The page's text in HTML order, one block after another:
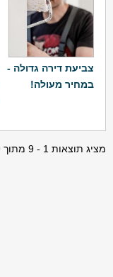
צביעת דירה גדולה -
במחיר מעולה!
מציג תוצאות 1 - 9 מתוך 9.